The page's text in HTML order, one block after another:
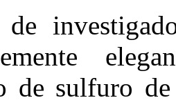
de sulfuro